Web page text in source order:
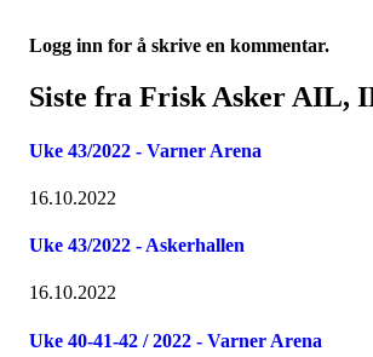
Logg inn for å skrive en kommentar.
Siste fra Frisk Asker AIL,
Uke 43/2022 - Varner Arena
16.10.2022
Uke 43/2022 - Askerhallen
16.10.2022
Uke 40-41-42 / 2022 - Varner Arena